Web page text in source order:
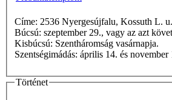
Címe: 2536 Nyergesújfalu, Kossuth L.
Búcsú: szeptember 29., vagy az azt
Kisbúcsú: Szentháromság vasárnapja.
Szentségimádás: április 14. és
Történet